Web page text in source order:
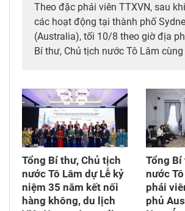
Theo đặc phái viên TTXVN, sau
các hoạt động tại thành phố
(Australia), tối 10/8 theo giờ địa
Bí thư, Chủ tịch nước Tô Lâm
từ ngày 9-12/8, theo lời mời của
Australia Sam Mostyn.
Tổng Bí thư, Chủ tịch
nước Tô Lâm dự Lễ kỷ
niệm 35 năm kết nối
hàng không, du lịch
Tổng Bí
nước
phái
phủ